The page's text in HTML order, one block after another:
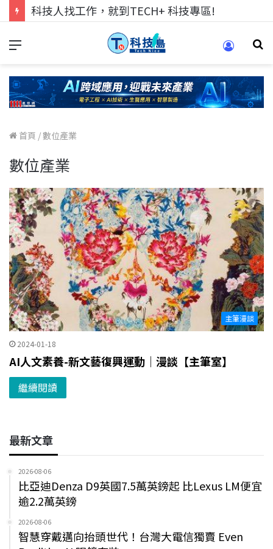
科技人找工作，就到TECH+ 科技專區!
首頁 /數位產業
數位產業
主筆漫談
2024-01-18
AI人文素養-新文藝復興運動｜漫談【主筆室】
繼續閱讀
最新文章
2026-08-06
比亞迪Denza D9英國7.5萬英鎊起 比Lexus LM便宜
逾2.2萬英鎊
2026-08-06
智慧穿戴邁向抬頭世代！台灣大電信獨賣 Even